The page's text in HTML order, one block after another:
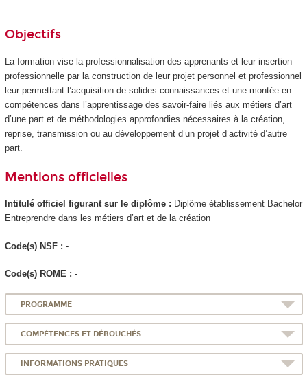
Objectifs
La formation vise la professionnalisation des apprenants et leur insertion
professionnelle par la construction de leur projet personnel et professionnel
leur permettant l’acquisition de solides connaissances et une montée en
compétences dans l’apprentissage des savoir-faire liés aux métiers d’art
d’une part et de méthodologies approfondies nécessaires à la création,
reprise, transmission ou au développement d’un projet d’activité d’autre
part.
Mentions officielles
Intitulé officiel figurant sur le diplôme : Diplôme établissement Bachelor
Entreprendre dans les métiers d’art et de la création
Code(s) NSF : -
Code(s) ROME : -
PROGRAMME
COMPÉTENCES ET DÉBOUCHÉS
INFORMATIONS PRATIQUES